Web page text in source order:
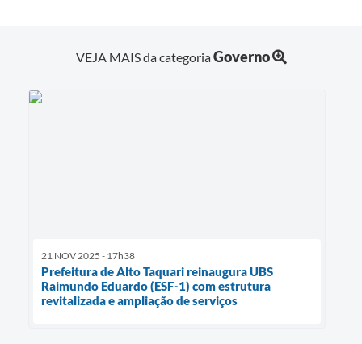
VEJA MAIS da categoriaGoverno
21 NOV 2025 - 17h38
Prefeitura de Alto Taquari reinaugura UBS
Raimundo Eduardo (ESF-1) com estrutura
revitalizada e ampliação de serviços